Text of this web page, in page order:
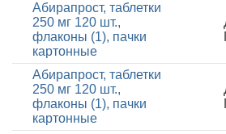
Абирапрост, таблетки
250 мг 120 шт.,
флаконы (1), пачки
картонные
Абирапрост, таблетки
250 мг 120 шт.,
флаконы (1), пачки
картонные